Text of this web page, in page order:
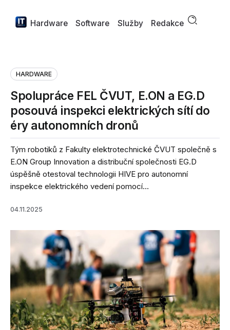
Hardware Software Služby Redakce
HARDWARE
Spolupráce FEL ČVUT, E.ON a EG.D
posouvá inspekci elektrických sítí do
éry autonomních dronů
Tým robotiků z Fakulty elektrotechnické ČVUT společně s
E.ON Group Innovation a distribuční společnosti EG.D
úspěšně otestoval technologii HIVE pro autonomní
inspekce elektrického vedení pomocí...
04.11.2025